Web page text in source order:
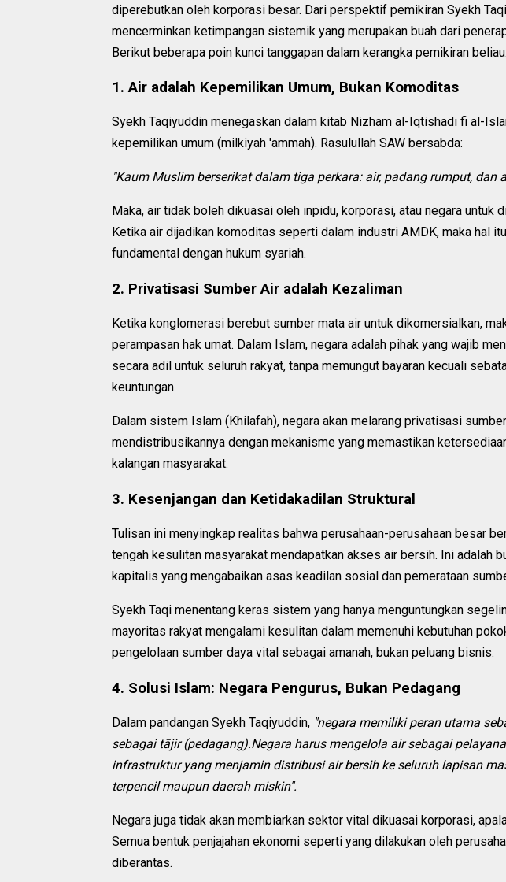
diperebutkan oleh korporasi besar. Dari perspektif pemikiran Syekh
mencerminkan ketimpangan sistemik yang merupakan buah dari
Berikut beberapa poin kunci tanggapan dalam kerangka pemikiran beliau:
1. Air adalah Kepemilikan Umum, Bukan Komoditas
Syekh Taqiyuddin menegaskan dalam kitab Nizham al-Iqtishadi fi al-
kepemilikan umum (milkiyah 'ammah). Rasulullah SAW bersabda:
"Kaum Muslim berserikat dalam tiga perkara: air, padang rumput, dan
Maka, air tidak boleh dikuasai oleh inpidu, korporasi, atau negara untuk
Ketika air dijadikan komoditas seperti dalam industri AMDK, maka hal
fundamental dengan hukum syariah.
2. Privatisasi Sumber Air adalah Kezaliman
Ketika konglomerasi berebut sumber mata air untuk dikomersialkan,
perampasan hak umat. Dalam Islam, negara adalah pihak yang wajib
secara adil untuk seluruh rakyat, tanpa memungut bayaran kecuali
keuntungan.
Dalam sistem Islam (Khilafah), negara akan melarang privatisasi
mendistribusikannya dengan mekanisme yang memastikan
kalangan masyarakat.
3. Kesenjangan dan Ketidakadilan Struktural
Tulisan ini menyingkap realitas bahwa perusahaan-perusahaan besar
tengah kesulitan masyarakat mendapatkan akses air bersih. Ini adalah
kapitalis yang mengabaikan asas keadilan sosial dan pemerataan
Syekh Taqi menentang keras sistem yang hanya menguntungkan
mayoritas rakyat mengalami kesulitan dalam memenuhi kebutuhan
pengelolaan sumber daya vital sebagai amanah, bukan peluang bisnis.
4. Solusi Islam: Negara Pengurus, Bukan Pedagang
Dalam pandangan Syekh Taqiyuddin, "negara memiliki peran utama
sebagai tājir (pedagang).Negara harus mengelola air sebagai
infrastruktur yang menjamin distribusi air bersih ke seluruh lapisan
terpencil maupun daerah miskin".
Negara juga tidak akan membiarkan sektor vital dikuasai korporasi,
Semua bentuk penjajahan ekonomi seperti yang dilakukan oleh
diberantas.